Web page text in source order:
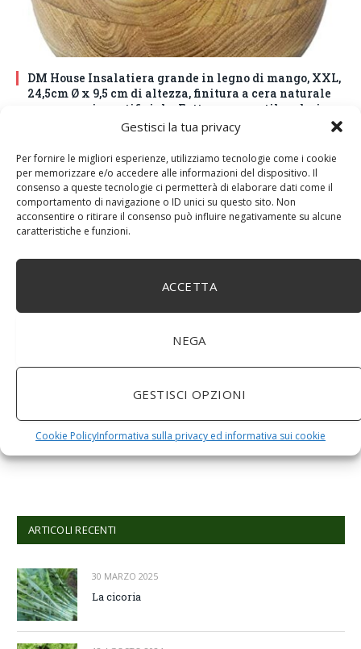
Gestisci la tua privacy
Per fornire le migliori esperienze, utilizziamo tecnologie come i cookie
per memorizzare e/o accedere alle informazioni del dispositivo. Il
consenso a queste tecnologie ci permetterà di elaborare dati come il
comportamento di navigazione o ID unici su questo sito. Non
acconsentire o ritirare il consenso può influire negativamente su alcune
caratteristiche e funzioni.
ACCETTA
NEGA
GESTISCI OPZIONI
Cookie PolicyInformativa sulla privacy ed informativa sui cookie
DM House Insalatiera grande in legno di mango, XXL,
24,5cm Ø x 9,5 cm di altezza, finitura a cera naturale
senza vernice artificiale. Fatto a mano, stile e design
Grano Spremiagrumi in Acciaio Inox A Mano Erba di
ARTICOLI RECENTI
30 MARZO 2025
La cicoria